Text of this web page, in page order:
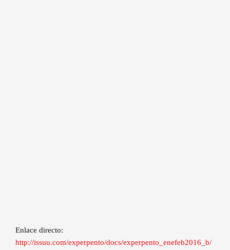
Enlace directo:
http://issuu.com/experpento/docs/experpento_enefeb2016_b/